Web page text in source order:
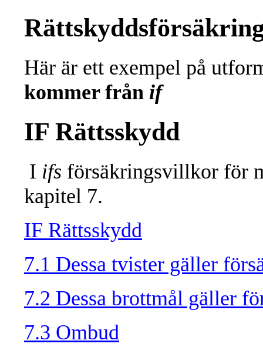
Här är ett exempel på
kommer från if
IF Rättsskydd
I ifs försäkringsvillkor för
kapitel 7.
IF Rättsskydd
7.1 Dessa tvister gäller
7.2 Dessa brottmål gäller
7.3 Ombud